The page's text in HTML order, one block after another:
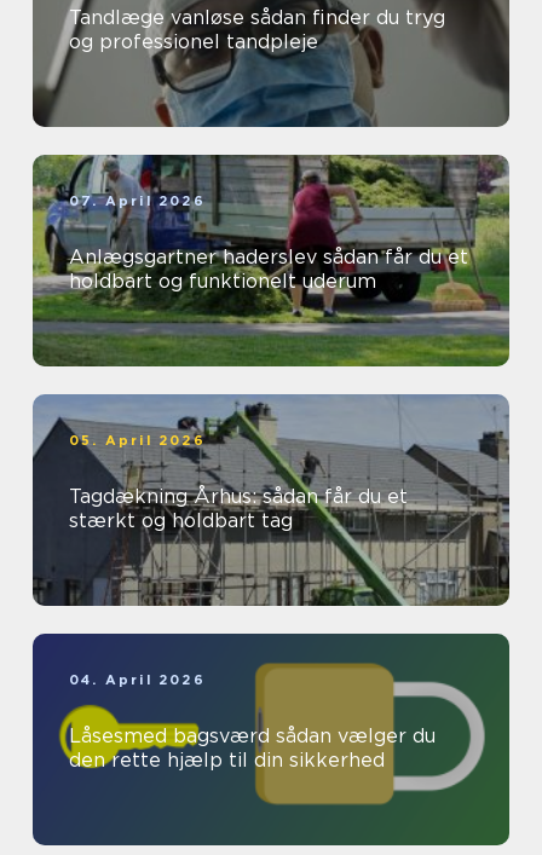
Tandlæge vanløse sådan finder du tryg
og professionel tandpleje
07. April 2026
Anlægsgartner haderslev sådan får du et
holdbart og funktionelt uderum
05. April 2026
Tagdækning Århus: sådan får du et
stærkt og holdbart tag
04. April 2026
Låsesmed bagsværd sådan vælger du
den rette hjælp til din sikkerhed